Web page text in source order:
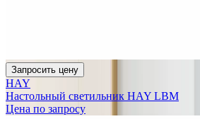
Запросить цену
HAY
Настольный светильник HAY LBM
Цена по запросу